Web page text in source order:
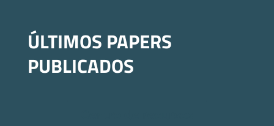
ÚLTIMOS PAPERS
PUBLICADOS